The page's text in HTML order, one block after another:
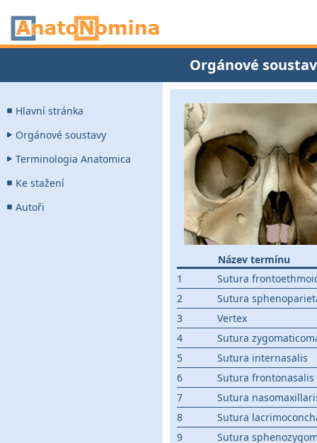
Orgánové
Hlavní stránka
Orgánové soustavy
Terminologia Anatomica
Ke stažení
Autoři
Název termínu
1
Sutura
2
Sutura
3
Vertex
4
Sutura
5
Sutura internasalis
6
Sutura frontonasalis
7
Sutura
8
Sutura
9
Sutura